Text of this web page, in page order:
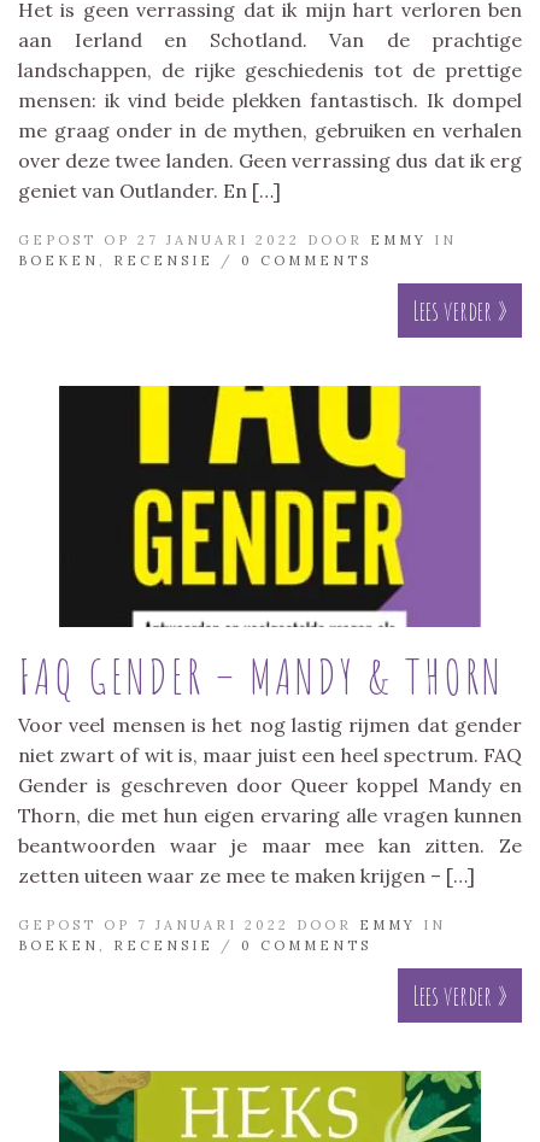
Het is geen verrassing dat ik mijn hart verloren ben
aan Ierland en Schotland. Van de prachtige
landschappen, de rijke geschiedenis tot de prettige
mensen: ik vind beide plekken fantastisch. Ik dompel
me graag onder in de mythen, gebruiken en verhalen
over deze twee landen. Geen verrassing dus dat ik erg
geniet van Outlander. En […]
GEPOST OP 27 JANUARI 2022 DOOR EMMY
IN
BOEKEN
RECENSIE / 0 COMMENTS
Lees verder »
FAQ GENDER – MANDY & THORN
Voor veel mensen is het nog lastig rijmen dat gender
niet zwart of wit is, maar juist een heel spectrum. FAQ
Gender is geschreven door Queer koppel Mandy en
Thorn, die met hun eigen ervaring alle vragen kunnen
beantwoorden waar je maar mee kan zitten. Ze
zetten uiteen waar ze mee te maken krijgen – […]
GEPOST OP 7 JANUARI 2022 DOOR EMMY
IN
BOEKEN
RECENSIE / 0 COMMENTS
Lees verder »